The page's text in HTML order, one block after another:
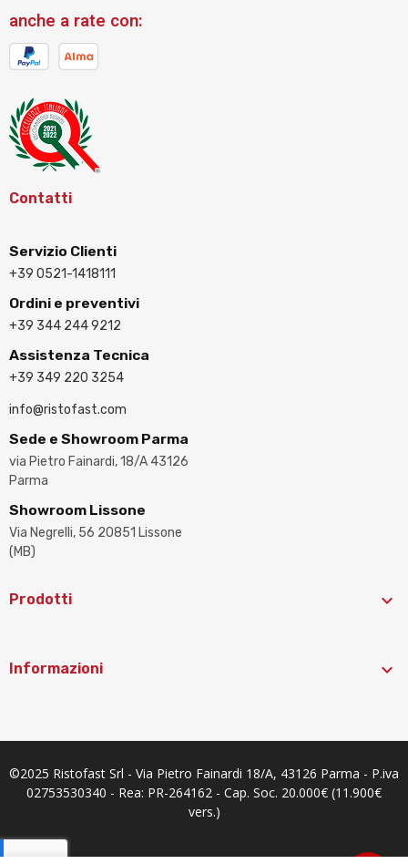
anche a rate con:
Contatti
Servizio Clienti
+39 0521-1418111
Ordini e preventivi
+39 344 244 9212
Assistenza Tecnica
+39 349 220 3254
info@ristofast.com
Sede e Showroom Parma
via Pietro Fainardi, 18/A 43126
Parma
Showroom Lissone
Via Negrelli, 56 20851 Lissone
(MB)
Prodotti 
Informazioni 
©2025 Ristofast Srl - Via Pietro Fainardi 18/A, 43126 Parma - P.iva
02753530340 - Rea: PR-264162 - Cap. Soc. 20.000€ (11.900€
vers.)